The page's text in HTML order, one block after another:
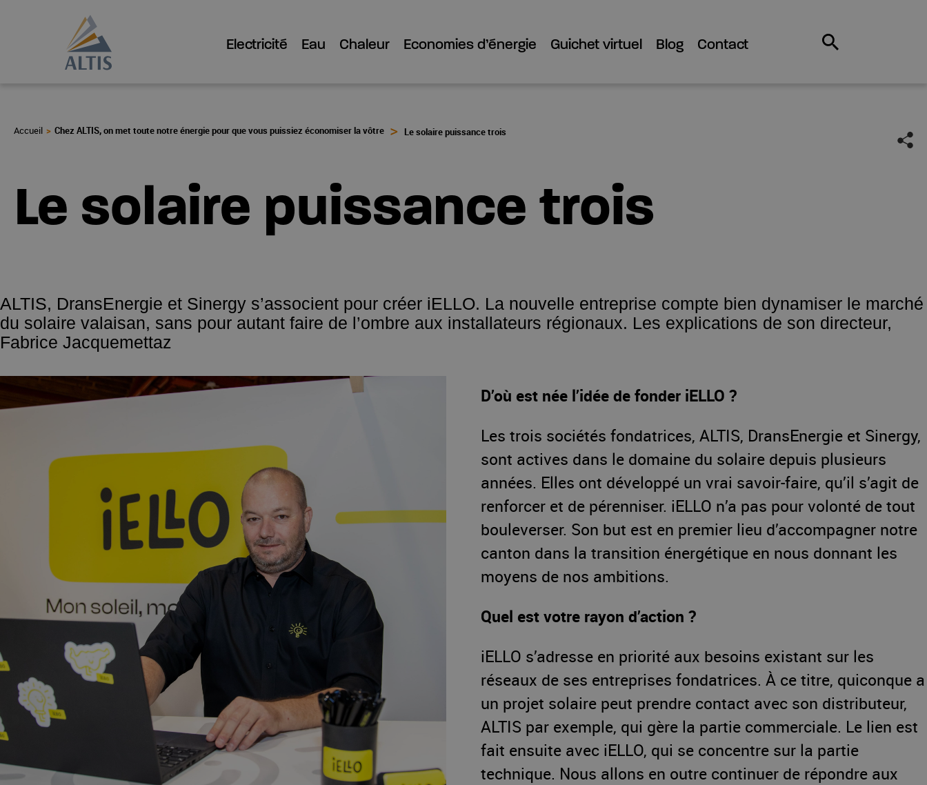
Electricité Eau Chaleur Economies d’énergie Guichet virtuel Blog Contact
Chez ALTIS, on met toute notre énergie pour que vous puissiez économiser la vôtre Le solaire puissance trois
Le solaire puissance trois
ALTIS, DransEnergie et Sinergy s’associent pour créer iELLO. La nouvelle entreprise compte bien dynamiser le marché
du solaire valaisan, sans pour autant faire de l’ombre aux installateurs régionaux. Les explications de son directeur,
Fabrice Jacquemettaz
D’où est née l’idée de fonder iELLO ?
Les trois sociétés fondatrices, ALTIS, DransEnergie et Sinergy,
sont actives dans le domaine du solaire depuis plusieurs
années. Elles ont développé un vrai savoir-faire, qu’il s’agit de
renforcer et de pérenniser. iELLO n’a pas pour volonté de tout
bouleverser. Son but est en premier lieu d’accompagner notre
canton dans la transition énergétique en nous donnant les
moyens de nos ambitions.
Quel est votre rayon d’action ?
iELLO s’adresse en priorité aux besoins existant sur les
réseaux de ses entreprises fondatrices. À ce titre, quiconque a
un projet solaire peut prendre contact avec son distributeur,
ALTIS par exemple, qui gère la partie commerciale. Le lien est
fait ensuite avec iELLO, qui se concentre sur la partie
technique. Nous allons en outre continuer de répondre aux